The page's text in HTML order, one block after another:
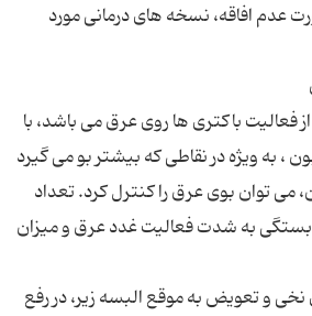
عدم افاقه، نسخه های درمانی مورد
فعالیت باکتری ها روی عرق می باشد، با
به ویژه در نقاطی که بیشتر بو می گیرد
می توان بوی عرق را کنترل کرد. تعداد
به شدت فعالیت غدد عرق و میزان
نخی و تعویض به موقع البسه زیر، در رفع